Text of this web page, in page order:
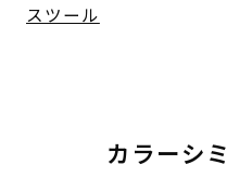
スツール
カラーシ